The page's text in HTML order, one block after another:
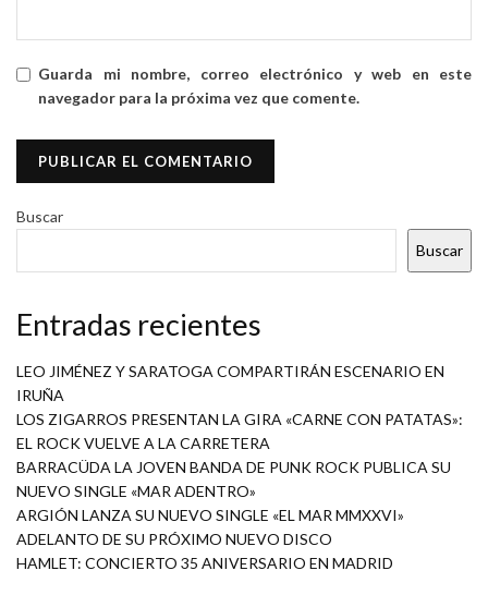
Guarda mi nombre, correo electrónico y web en este
navegador para la próxima vez que comente.
Buscar
Buscar
Entradas recientes
LEO JIMÉNEZ Y SARATOGA COMPARTIRÁN ESCENARIO EN
IRUÑA
LOS ZIGARROS PRESENTAN LA GIRA «CARNE CON PATATAS»:
EL ROCK VUELVE A LA CARRETERA
BARRACÜDA LA JOVEN BANDA DE PUNK ROCK PUBLICA SU
NUEVO SINGLE «MAR ADENTRO»
ARGIÓN LANZA SU NUEVO SINGLE «EL MAR MMXXVI»
ADELANTO DE SU PRÓXIMO NUEVO DISCO
HAMLET: CONCIERTO 35 ANIVERSARIO EN MADRID